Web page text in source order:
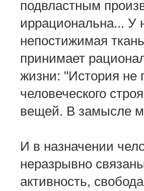
подвластным
иррациональна... У
непостижимая
принимает
жизни: "История не
человеческого
вещей. В замысле
И в назначении
неразрывно
активность,